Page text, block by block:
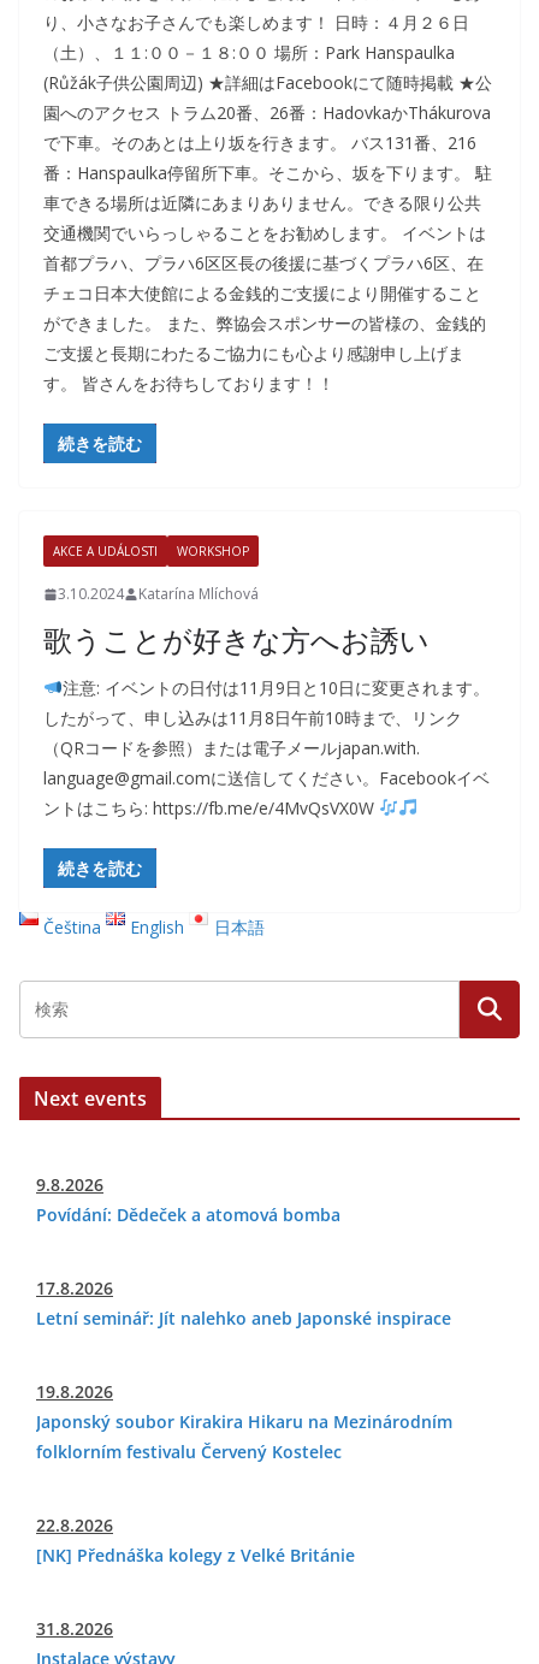
り、小さなお子さんでも楽しめます！ 日時：４月２６日
（土）、１１:００－１８:００ 場所：Park Hanspaulka
(Růžák子供公園周辺) ★詳細はFacebookにて随時掲載 ★公
園へのアクセス トラム20番、26番：HadovkaかThákurova
で下車。そのあとは上り坂を行きます。 バス131番、216
番：Hanspaulka停留所下車。そこから、坂を下ります。 駐
車できる場所は近隣にあまりありません。できる限り公共
交通機関でいらっしゃることをお勧めします。 イベントは
首都プラハ、プラハ6区区長の後援に基づくプラハ6区、在
チェコ日本大使館による金銭的ご支援により開催すること
ができました。 また、弊協会スポンサーの皆様の、金銭的
ご支援と長期にわたるご協力にも心より感謝申し上げま
す。 皆さんをお待ちしております！！
続きを読む
AKCE A UDÁLOSTI WORKSHOP
3.10.2024 Katarína Mlíchová
歌うことが好きな方へお誘い
注意: イベントの日付は11月9日と10日に変更されます。
したがって、申し込みは11月8日午前10時まで、リンク
（QRコードを参照）または電子メールjapan.with.
language@gmail.comに送信してください。Facebookイベ
ントはこちら: https://fb.me/e/4MvQsVX0W
続きを読む
Čeština English 日本語
Next events
9.8.2026
Povídání: Dědeček a atomová bomba
17.8.2026
Letní seminář: Jít nalehko aneb Japonské inspirace
19.8.2026
Japonský soubor Kirakira Hikaru na Mezinárodním
folklorním festivalu Červený Kostelec
22.8.2026
[NK] Přednáška kolegy z Velké Británie
31.8.2026
Instalace výstavy